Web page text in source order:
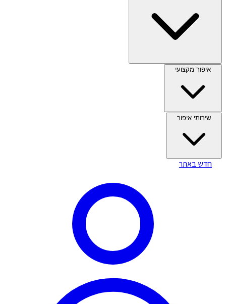
איפור מקצועי
שירותי איפור
חדש באתר